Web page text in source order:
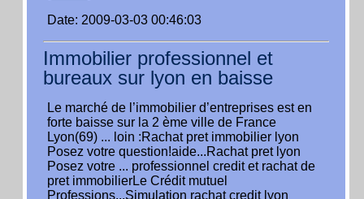
Date: 2009-03-03 00:46:03
Immobilier professionnel et
bureaux sur lyon en baisse
Le marché de l’immobilier d’entreprises est en
forte baisse sur la 2 ème ville de France
Lyon(69) ... loin :Rachat pret immobilier lyon
Posez votre question!aide...Rachat pret lyon
Posez votre ... professionnel credit et rachat de
pret immobilierLe Crédit mutuel
Professions...Simulation rachat credit lyon